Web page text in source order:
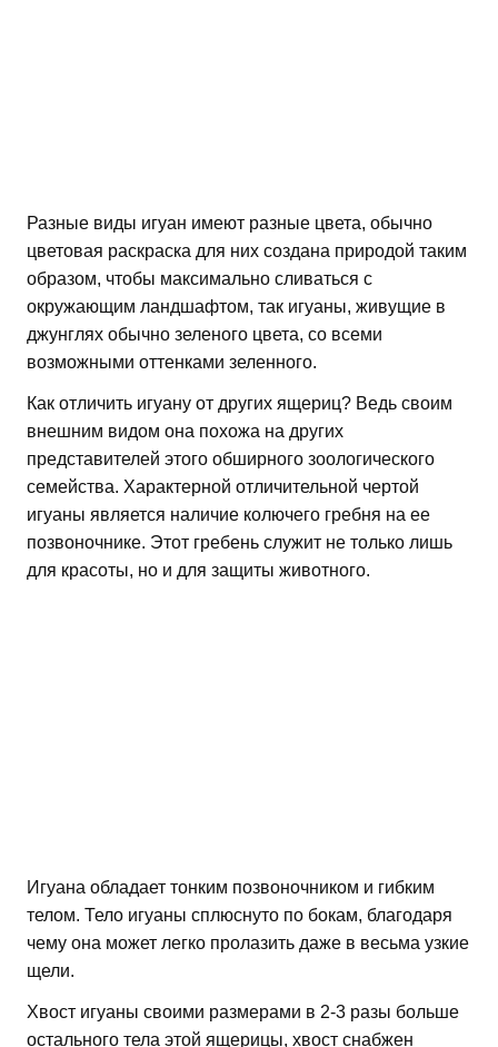
Разные виды игуан имеют разные цвета, обычно
цветовая раскраска для них создана природой таким
образом, чтобы максимально сливаться с
окружающим ландшафтом, так игуаны, живущие в
джунглях обычно зеленого цвета, со всеми
возможными оттенками зеленного.
Как отличить игуану от других ящериц? Ведь своим
внешним видом она похожа на других
представителей этого обширного зоологического
семейства. Характерной отличительной чертой
игуаны является наличие колючего гребня на ее
позвоночнике. Этот гребень служит не только лишь
для красоты, но и для защиты животного.
Игуана обладает тонким позвоночником и гибким
телом. Тело игуаны сплюснуто по бокам, благодаря
чему она может легко пролазить даже в весьма узкие
щели.
Хвост игуаны своими размерами в 2-3 разы больше
остального тела этой ящерицы, хвост снабжен